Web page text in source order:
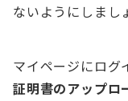
ないようにしまし
マイページにログ
証明書のアップロ